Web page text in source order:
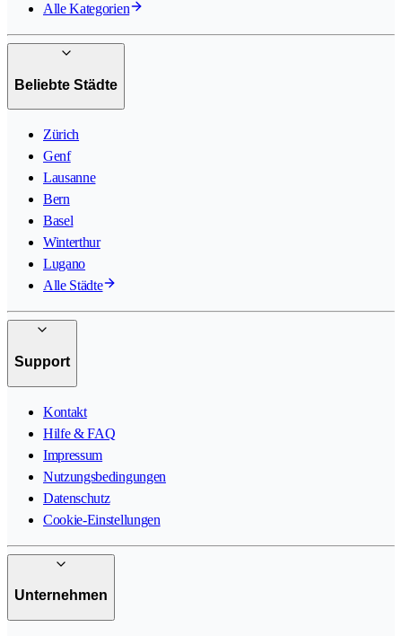
Alle Kategorien
Beliebte Städte
Zürich
Genf
Lausanne
Bern
Basel
Winterthur
Lugano
Alle Städte
Support
Kontakt
Hilfe & FAQ
Impressum
Nutzungsbedingungen
Datenschutz
Cookie-Einstellungen
Unternehmen